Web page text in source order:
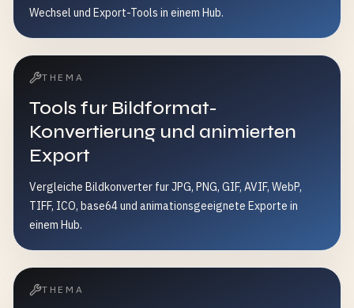
Wechsel und Export-Tools in einem Hub.
THEMA
Tools fur Bildformat-
Konvertierung und animierten
Export
Vergleiche Bildkonverter fur JPG, PNG, GIF, AVIF, WebP,
TIFF, ICO, base64 und animationsgeeignete Exporte in
einem Hub.
THEMA